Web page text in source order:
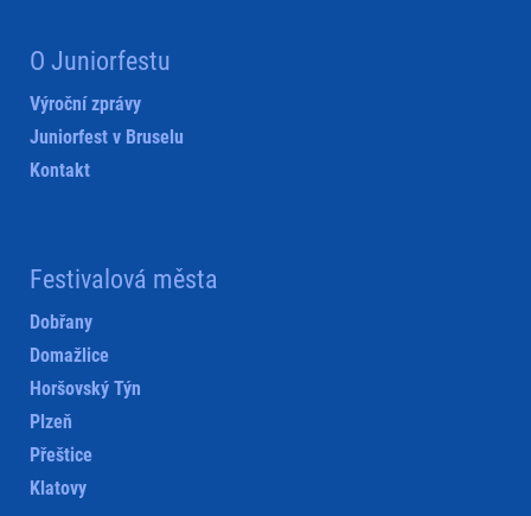
O Juniorfestu
Výroční zprávy
Juniorfest v Bruselu
Kontakt
Festivalová města
Dobřany
Domažlice
Horšovský Týn
Plzeň
Přeštice
Klatovy